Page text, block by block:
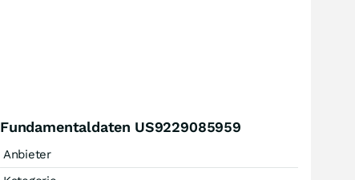
Fundamentaldaten US9229085959
Anbieter